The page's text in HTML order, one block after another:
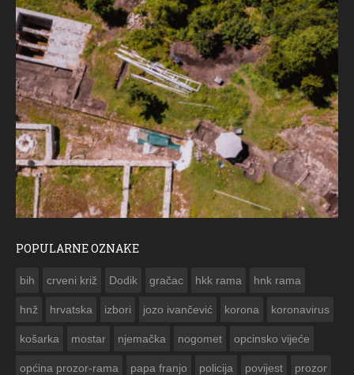
POPULARNE OZNAKE
bih crveni križ Dodik gračac hkk rama hnk rama
hnž hrvatska izbori jozo ivančević korona koronavirus
košarka mostar njemačka nogomet opcinsko vijeće
općina prozor-rama papa franjo policija povijest prozor